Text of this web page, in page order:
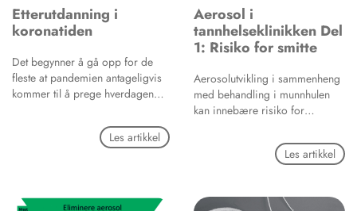
Etterutdanning i
koronatiden
Det begynner å gå opp for de
fleste at pandemien antageligvis
kommer til å prege hverdagen
Forhåpentligvis vil vi klare å
holde smitten under kontroll slik
håndhygiene og holde oss
Les artikkel
Aerosol i
tannhelseklinikken Del
1: Risiko for smitte
Aerosolutvikling i sammenheng
med behandling i munnhulen
kan innebære risiko for
pasienter og tannhelsepersonell.
Denne artikkelen (Del 1)
Hovedfokus i denne artikkelen
Les artikkel